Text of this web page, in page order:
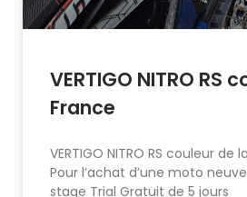
VERTIGO NITRO RS
France
VERTIGO NITRO RS couleur de
Pour l’achat d’une moto neuve
stage Trial Gratuit de 5 jours